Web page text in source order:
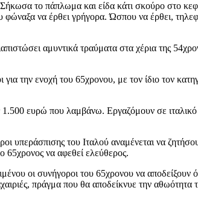
το πάπλωμα και είδα κάτι σκούρο στο
να έρθει γρήγορα. Ώσπου να έρθει,
αμυντικά τραύματα στα χέρια της
την ενοχή του 65χρονου, με τον ίδιο τον
ευρώ που λαμβάνω. Εργαζόμουν σε
υπεράσπισης του Ιταλού αναμένεται να
να αφεθεί ελεύθερος.
οι συνήγοροι του 65χρονου να
πράγμα που θα αποδείκνυε την αθωότητα